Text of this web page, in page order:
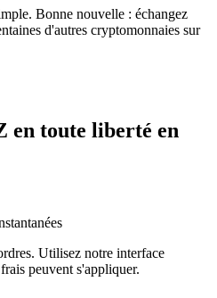
Bonne nouvelle : échangez
d'autres cryptomonnaies sur
en toute liberté en
Utilisez notre interface
peuvent s'appliquer.